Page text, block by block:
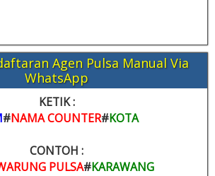
Agen Pulsa Manual Via
WhatsApp
KETIK :
#NAMA COUNTER#KOTA
CONTOH :
PULSA#KARAWANG